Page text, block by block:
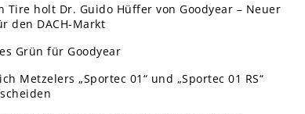
Tire holt Dr. Guido Hüffer von Goodyear – Neuer
den DACH-Markt
Grün für Goodyear
Metzelers „Sportec 01“ und „Sportec 01 RS“